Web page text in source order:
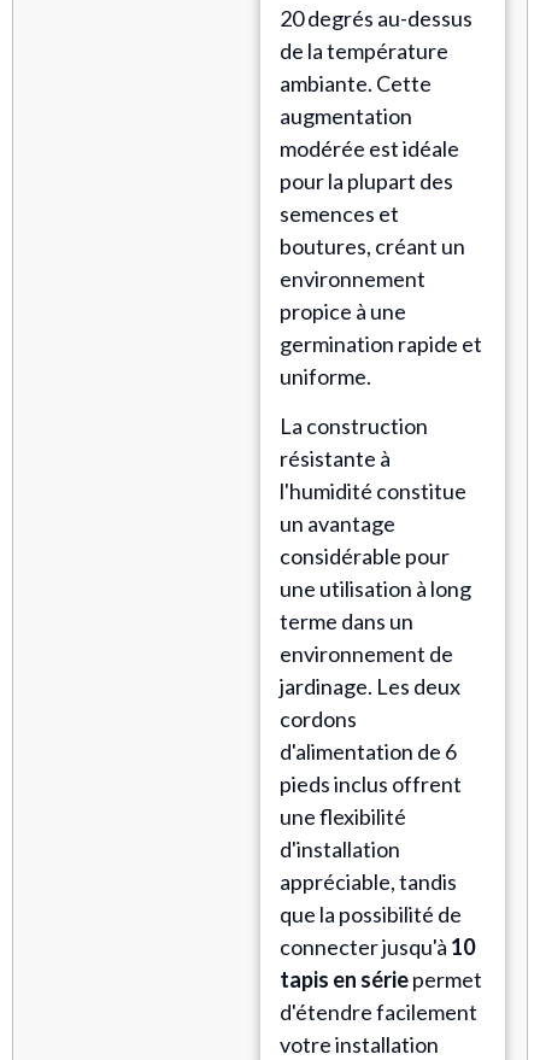
20 degrés au-dessus
de la température
ambiante. Cette
augmentation
modérée est idéale
pour la plupart des
semences et
boutures, créant un
environnement
propice à une
germination rapide et
uniforme.
La construction
résistante à
l'humidité constitue
un avantage
considérable pour
une utilisation à long
terme dans un
environnement de
jardinage. Les deux
cordons
d'alimentation de 6
pieds inclus offrent
une flexibilité
d'installation
appréciable, tandis
que la possibilité de
connecter jusqu'à 10
tapis en sériepermet
d'étendre facilement
votre installation